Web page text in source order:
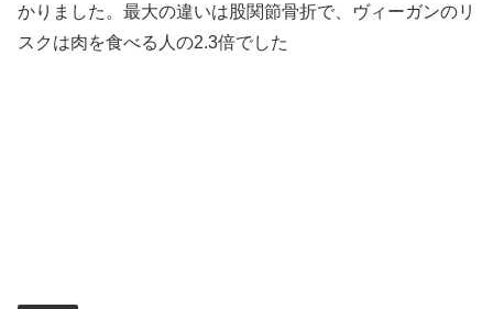
かりました。最大の違いは股関節骨折で、ヴィーガンのリ
スクは肉を食べる人の2.3倍でした